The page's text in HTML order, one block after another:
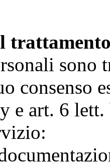
sono
consenso
e art. 6